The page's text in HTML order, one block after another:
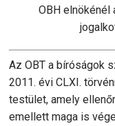
OBH
Az OBT a bíróságok
2011. évi CLXI.
testület, amely
emellett maga is